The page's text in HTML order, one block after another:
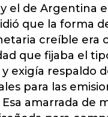
el de Argentina
que la forma
creíble era
que fijaba el
exigía respaldo
para las
amarrada de